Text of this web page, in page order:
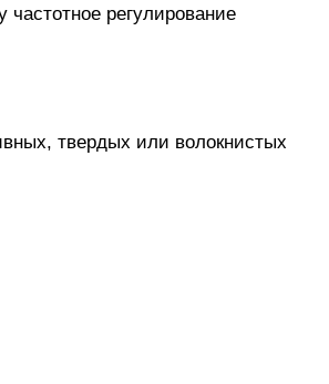
регулирование
твердых или волокнистых